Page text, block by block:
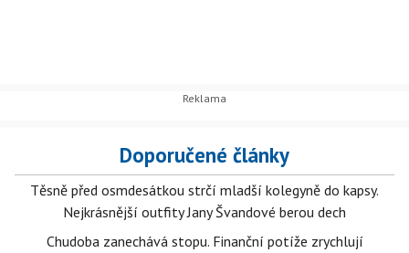
Doporučené články
Těsně před osmdesátkou strčí mladší kolegyně do kapsy.
Nejkrásnější outfity Jany Švandové berou dech
Chudoba zanechává stopu. Finanční potíže zrychlují